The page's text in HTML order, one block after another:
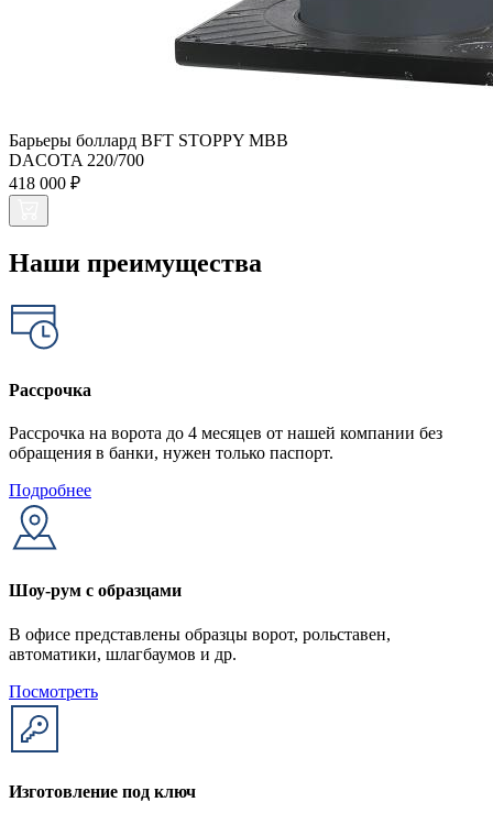
Барьеры боллард BFT STOPPY MBB
DACOTA 220/700
418 000 ₽
Наши преимущества
Рассрочка
Рассрочка на ворота до 4 месяцев от нашей компании без
обращения в банки, нужен только паспорт.
Подробнее
Шоу-рум с образцами
В офисе представлены образцы ворот, рольставен,
автоматики, шлагбаумов и др.
Посмотреть
Изготовление под ключ